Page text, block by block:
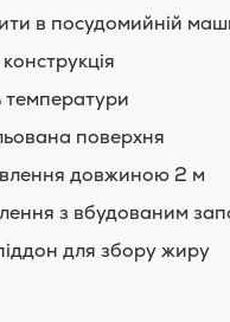
в посудомийній
температури
поверхня
довжиною 2 м
з вбудованим
для збору жиру